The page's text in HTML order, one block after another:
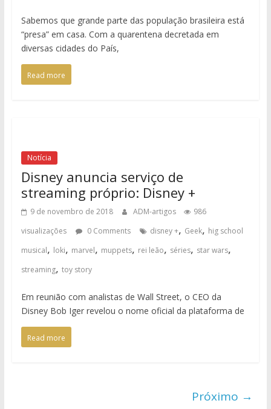
Sabemos que grande parte das população brasileira está
“presa” em casa. Com a quarentena decretada em
diversas cidades do País,
Read more
Notícia
Disney anuncia serviço de
streaming próprio: Disney +
9 de novembro de 2018 ADM-artigos
986
visualizações
0 Comments disney +, Geek, hig school
musical, loki, marvel, muppets, rei leão, séries, star wars,
streaming, toy story
Em reunião com analistas de Wall Street, o CEO da
Disney Bob Iger revelou o nome oficial da plataforma de
Read more
Próximo →